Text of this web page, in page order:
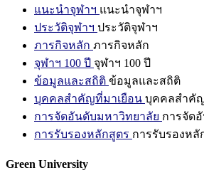
แนะนำจุฬาฯ แนะนำจุฬาฯ
ประวัติจุฬาฯ ประวัติจุฬาฯ
ภารกิจหลัก ภารกิจหลัก
จุฬาฯ 100 ปี จุฬาฯ 100 ปี
ข้อมูลและสถิติ ข้อมูลและสถิติ
บุคคลสำคัญที่มาเยือน บุคคลสำคั
การจัดอันดับมหาวิทยาลัย การจัด
การรับรองหลักสูตร การรับรองหลั
Green University